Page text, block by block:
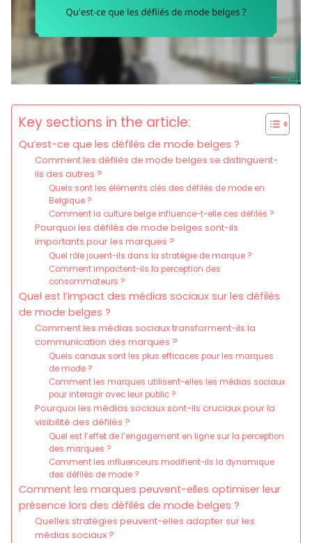
Key sections in the article:
Qu’est-ce que les défilés de mode belges ?
Comment les défilés de mode belges se distinguent-
ils des autres ?
Quels sont les éléments clés des défilés de mode en
Belgique ?
Comment la culture belge influence-t-elle ces défilés ?
Pourquoi les défilés de mode belges sont-ils
importants pour les marques ?
Quel rôle jouent-ils dans la stratégie de marque ?
Comment impactent-ils la perception des
consommateurs ?
Quel est l’impact des médias sociaux sur les défilés
de mode belges ?
Comment les médias sociaux transforment-ils la
communication des marques ?
Quels canaux sont les plus efficaces pour les marques
de mode ?
Comment les marques utilisent-elles les médias sociaux
pour interagir avec leur public ?
Pourquoi les médias sociaux sont-ils cruciaux pour la
visibilité des défilés ?
Quel est l’effet de l’engagement en ligne sur la perception
des marques ?
Comment les influenceurs modifient-ils la dynamique
des défilés de mode ?
Comment les marques peuvent-elles optimiser leur
présence lors des défilés de mode belges ?
Quelles stratégies peuvent-elles adopter sur les
médias sociaux ?